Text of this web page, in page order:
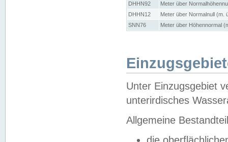
DHHN92
Meter über
DHHN12
Meter über Normalnull (m.
SNN76
Meter über Höhennormal
Unter Einzugsgebiet
unterirdisches
Allgemeine